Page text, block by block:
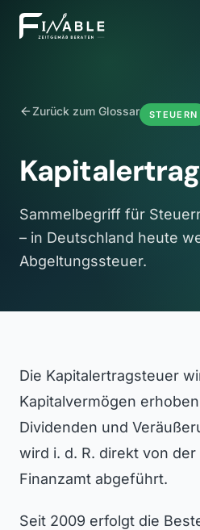
Zurück zum Glossar STEUERN
Sammelbegriff für
– in Deutschland heute
Abgeltungssteuer.
Die Kapitalertragsteuer
Kapitalvermögen
Dividenden und
wird i. d. R. direkt von der
Finanzamt abgeführt.
Seit 2009 erfolgt die